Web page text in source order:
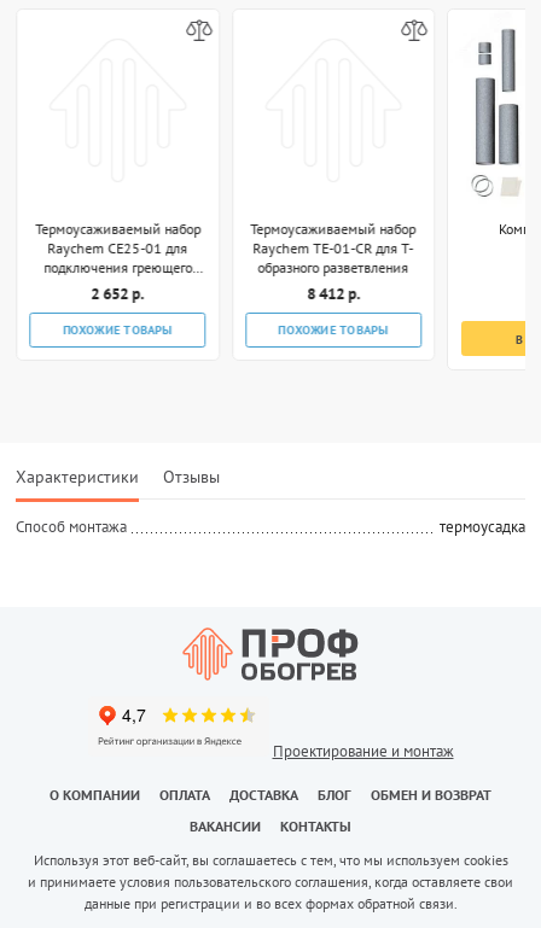
Термоусаживаемый набор
Raychem CE25-01 для
подключения греющего
кабеля к коробке
2 652 р.
ПОХОЖИЕ ТОВАРЫ
Термоусаживаемый набор
Raychem TE-01-CR для Т-
образного разветвления
8 412 р.
ПОХОЖИЕ ТОВАРЫ
В
Характеристики Отзывы
Способ монтажа термоусадка
Проектирование и монтаж
О КОМПАНИИ ОПЛАТА ДОСТАВКА БЛОГ
ОБМЕН И ВОЗВРАТ
ВАКАНСИИ
КОНТАКТЫ
Используя этот веб-сайт, вы соглашаетесь с тем, что мы используем cookies
и принимаете условия пользовательского соглашения, когда оставляете свои
данные при регистрации и во всех формах обратной связи.